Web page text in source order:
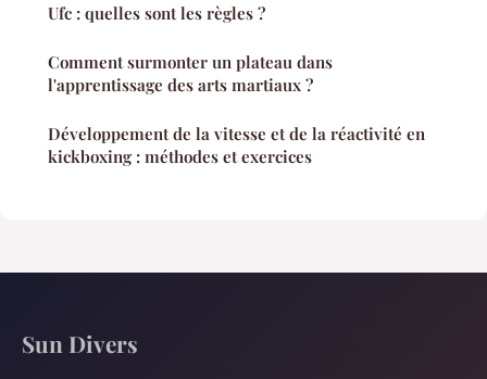
Ufc : quelles sont les règles ?
Comment surmonter un plateau dans
l'apprentissage des arts martiaux ?
Développement de la vitesse et de la réactivité en
kickboxing : méthodes et exercices
Sun Divers